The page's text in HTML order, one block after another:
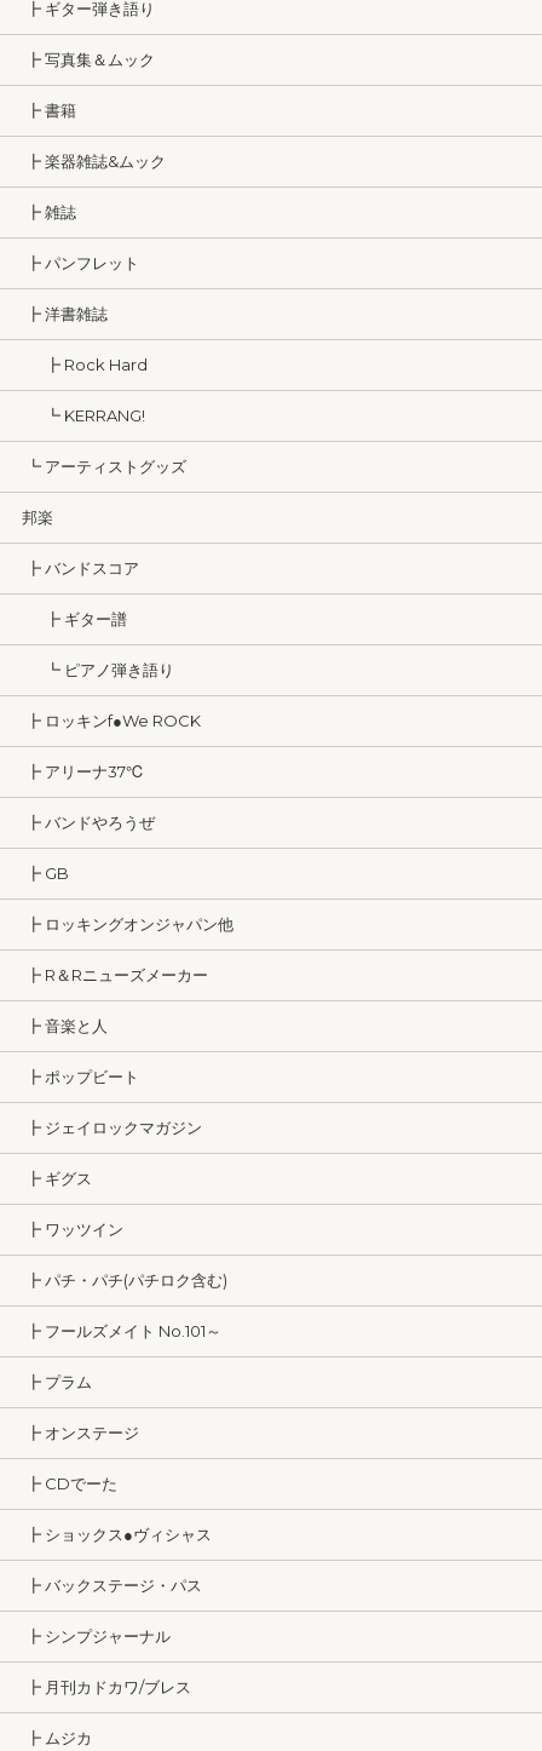
┣ ギター弾き語り
┣ 写真集＆ムック
┣ 書籍
┣ 楽器雑誌&ムック
┣ 雑誌
┣ パンフレット
┣ 洋書雑誌
┣ Rock Hard
┗ KERRANG!
┗ アーティストグッズ
邦楽
┣ バンドスコア
┣ ギター譜
┗ ピアノ弾き語り
┣ ロッキンf●We ROCK
┣ アリーナ37℃
┣ バンドやろうぜ
┣ GB
┣ ロッキングオンジャパン他
┣ R＆Rニューズメーカー
┣ 音楽と人
┣ ポップビート
┣ ジェイロックマガジン
┣ ギグス
┣ ワッツイン
┣ パチ・パチ(パチロク含む)
┣ フールズメイト No.101～
┣ プラム
┣ オンステージ
┣ CDでーた
┣ ショックス●ヴィシャス
┣ バックステージ・パス
┣ シンプジャーナル
┣ 月刊カドカワ/ブレス
┣ ムジカ